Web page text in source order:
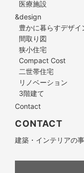
医療施設
&design
豊かに暮らすデザイ
間取り図
狭小住宅
Compact Cost
二世帯住宅
リノベーション
3階建て
Contact
CONTACT
建築・インテリアの